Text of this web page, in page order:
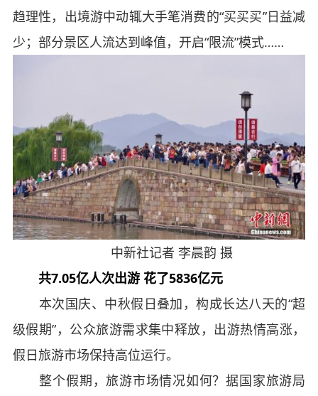
趋理性，出境游中动辄大手笔消费的“买买买”日益减
少；部分景区人流达到峰值，开启“限流”模式……
中新社记者 李晨韵 摄
共7.05亿人次出游 花了5836亿元
本次国庆、中秋假日叠加，构成长达八天的“超
级假期”，公众旅游需求集中释放，出游热情高涨，
假日旅游市场保持高位运行。
整个假期，旅游市场情况如何？据国家旅游局